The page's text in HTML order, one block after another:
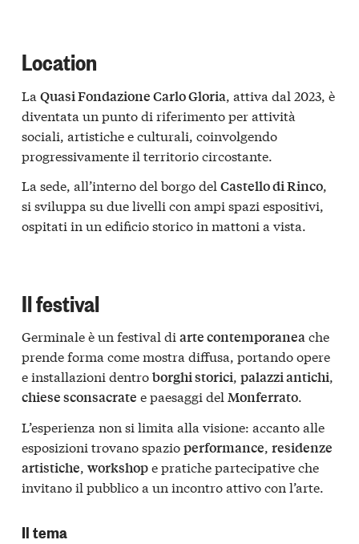
Location
La Quasi Fondazione Carlo Gloria, attiva dal 2023, è
diventata un punto di riferimento per attività
sociali, artistiche e culturali, coinvolgendo
progressivamente il territorio circostante.
La sede, all’interno del borgo del Castello di Rinco,
si sviluppa su due livelli con ampi spazi espositivi,
ospitati in un edificio storico in mattoni a vista.
Il festival
Germinale è un festival di arte contemporaneache
prende forma come mostra diffusa, portando opere
e installazioni dentroborghi storici, palazzi antichi,
chiese sconsacrate e paesaggi del Monferrato.
L’esperienza non si limita alla visione: accanto alle
esposizioni trovano spazioperformance, residenze
artistiche, workshope pratiche partecipative che
invitano il pubblico a un incontro attivo con l’arte.
Il tema